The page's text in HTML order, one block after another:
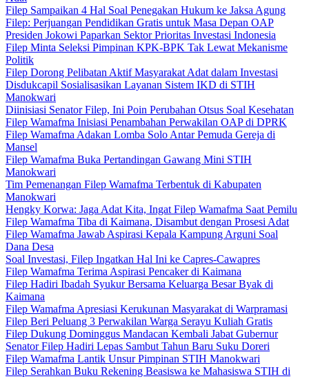
Filep Sampaikan 4 Hal Soal Penegakan Hukum ke Jaksa Agung
Filep: Perjuangan Pendidikan Gratis untuk Masa Depan OAP
Presiden Jokowi Paparkan Sektor Prioritas Investasi Indonesia
Filep Minta Seleksi Pimpinan KPK-BPK Tak Lewat Mekanisme
Politik
Filep Dorong Pelibatan Aktif Masyarakat Adat dalam Investasi
Disdukcapil Sosialisasikan Layanan Sistem IKD di STIH
Manokwari
Diinisiasi Senator Filep, Ini Poin Perubahan Otsus Soal Kesehatan
Filep Wamafma Inisiasi Penambahan Perwakilan OAP di DPRK
Filep Wamafma Adakan Lomba Solo Antar Pemuda Gereja di
Mansel
Filep Wamafma Buka Pertandingan Gawang Mini STIH
Manokwari
Tim Pemenangan Filep Wamafma Terbentuk di Kabupaten
Manokwari
Hengky Korwa: Jaga Adat Kita, Ingat Filep Wamafma Saat Pemilu
Filep Wamafma Tiba di Kaimana, Disambut dengan Prosesi Adat
Filep Wamafma Jawab Aspirasi Kepala Kampung Arguni Soal
Dana Desa
Soal Investasi, Filep Ingatkan Hal Ini ke Capres-Cawapres
Filep Wamafma Terima Aspirasi Pencaker di Kaimana
Filep Hadiri Ibadah Syukur Bersama Keluarga Besar Byak di
Kaimana
Filep Wamafma Apresiasi Kerukunan Masyarakat di Warpramasi
Filep Beri Peluang 3 Perwakilan Warga Serayu Kuliah Gratis
Filep Dukung Dominggus Mandacan Kembali Jabat Gubernur
Senator Filep Hadiri Lepas Sambut Tahun Baru Suku Doreri
Filep Wamafma Lantik Unsur Pimpinan STIH Manokwari
Filep Serahkan Buku Rekening Beasiswa ke Mahasiswa STIH di